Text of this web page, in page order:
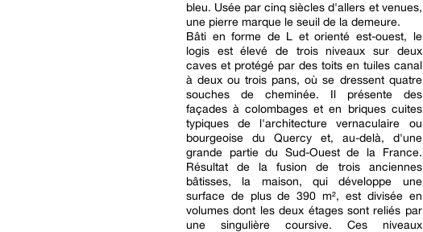
bleu. Usée par cinq siècles d'allers et venues,
une pierre marque le seuil de la demeure.
Bâti en forme de L et orienté est-ouest, le
logis est élevé de trois niveaux sur deux
caves et protégé par des toits en tuiles canal
à deux ou trois pans, où se dressent quatre
souches de cheminée. Il présente des
façades à colombages et en briques cuites
typiques de l'architecture vernaculaire ou
bourgeoise du Quercy et, au-delà, d'une
grande partie du Sud-Ouest de la France.
Résultat de la fusion de trois anciennes
bâtisses, la maison, qui développe une
surface de plus de 390 m², est divisée en
volumes dont les deux étages sont reliés par
une singulière coursive. Ces niveaux